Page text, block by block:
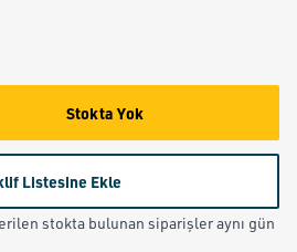
Stokta Yok
Listesine Ekle
stokta bulunan siparişler aynı gün